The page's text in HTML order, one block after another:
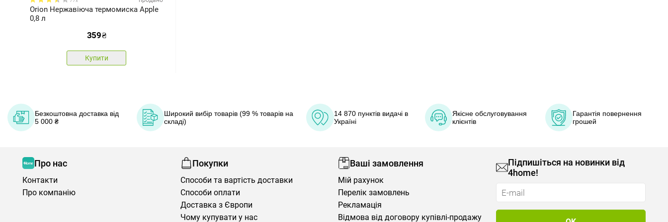
Orion Нержавіюча термомиска Apple
0,8 л
359₴
Купити
Безкоштовна доставка від
5 000 ₴
Широкий вибір товарів (99 % товарів на
складі)
14 870 пунктів видачі в
Україні
Якісне обслуговування
клієнтів
Гарантія повернення
грошей
Про нас
Контакти
Про компанію
Покупки
Способи та вартість доставки
Способи оплати
Доставка з Європи
Чому купувати у нас
Ваші замовлення
Мій рахунок
Перелік замовлень
Рекламація
Відмова від договору купівлі-продажу
Підпишіться на новинки від
4home!